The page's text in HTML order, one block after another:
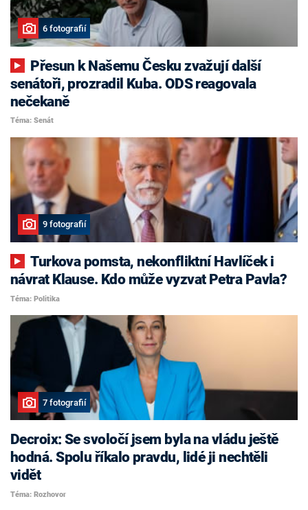
6 fotografií
senátoři, prozradil Kuba. ODS reagovala
nečekaně
Téma: Senát
9 fotografií
Turkova pomsta, nekonfliktní Havlíček i
návrat Klause. Kdo může vyzvat Petra Pavla?
Téma: Politika
7 fotografií
Decroix: Se svoločí jsem byla na vládu ještě
hodná. Spolu říkalo pravdu, lidé ji nechtěli
vidět
Téma: Rozhovor